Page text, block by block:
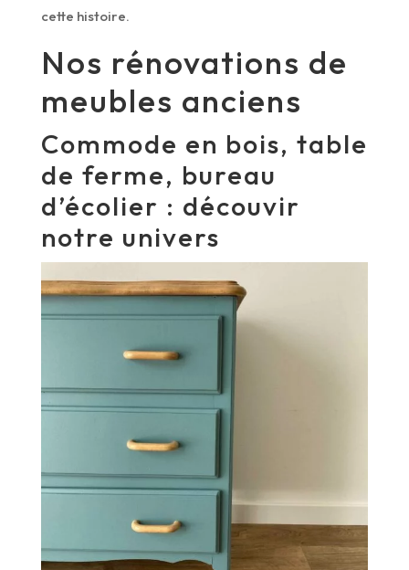
cette histoire.
Nos rénovations de
meubles anciens
Commode en bois, table
de ferme, bureau
d’écolier : découvir
notre univers